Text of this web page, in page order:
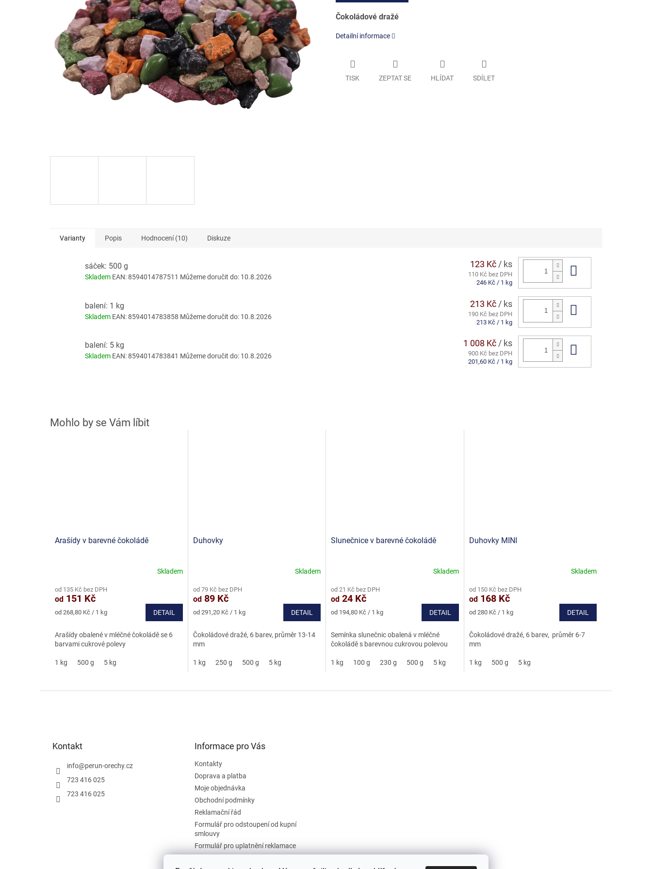
Čokoládové dražé
Detailní informace
TISK ZEPTAT SE HLÍDAT SDÍLET
Varianty Popis Hodnocení (10) Diskuze
sáček: 500 g
Skladem EAN:8594014787511 Můžeme doručit do: 10.8.2026
123 Kč/ ks
110 Kč bez DPH
Měrná
246 Kč / 1 kg
balení: 1 kg
Skladem EAN:8594014783858 Můžeme doručit do: 10.8.2026
213 Kč / ks
190 Kč bez DPH
Měrná
213 Kč / 1 kg
balení: 5 kg
Skladem EAN:8594014783841 Můžeme doručit do: 10.8.2026
1 008 Kč / ks
900 Kč bez DPH
Měrná
201,60 Kč / 1 kg
Arašídy v barevné čokoládě
produktu
je
5,0
hvězdiček.
Skladem
od 135 Kč bez DPH
od 151 Kč
Měrná
od 268,80 Kč / 1 kg DETAIL
Arašídy obalené v mléčné čokoládě se 6
barvami cukrové polevy
1 kg 500 g 5 kg
Duhovky
produktu
je
4,9
hvězdiček.
Skladem
od 79 Kč bez DPH
od89 Kč
Měrná
od 291,20 Kč / 1 kg DETAIL
Čokoládové dražé, 6 barev, průměr 13-14
mm
1 kg 250 g 500 g 5 kg
Slunečnice v barevné čokoládě
produktu
je
5,0
hvězdiček.
Skladem
od 21 Kč bez DPH
od 24 Kč
Měrná
od 194,80 Kč / 1 kg DETAIL
Semínka slunečnic obalená v mléčné
čokoládě s barevnou cukrovou polevou
1 kg 100 g 230 g 500 g 5 kg
Duhovky MINI
produktu
je
5,0
hvězdiček.
Skladem
od 150 Kč bez DPH
od168 Kč
Měrná
od 280 Kč / 1 kg DETAIL
Čokoládové dražé, 6 barev, průměr 6-7
mm
1 kg 500 g 5 kg
Kontakt
info@perun-orechy.cz
723 416 025
723 416 025
Informace pro Vás
Kontakty
Doprava a platba
Moje objednávka
Obchodní podmínky
Reklamační řád
Formulář pro odstoupení od kupní
smlouvy
Formulář pro uplatnění reklamace